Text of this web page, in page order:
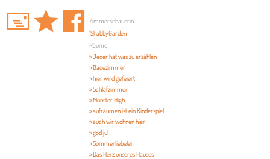
Zimmerschauerin
'ShabbyGarden'
Räume
» Jeder hat was zu erzählen
» Badezimmer
» hier wird gefeiert
» Schlafzimmer
» Monster High
» aufräumen ist ein Kinderspiel...
» auch wir wohnen hier
» god jul
» Sommerliebelei
» Das Herz unseres Hauses